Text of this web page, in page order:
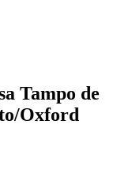
Tampo de
Oxford